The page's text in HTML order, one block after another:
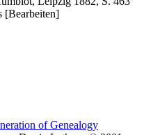
[Bearbeiten]
of Genealogy